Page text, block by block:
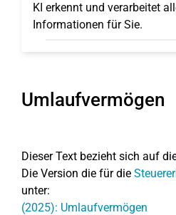
KI erkennt und verarbeitet
Informationen für Sie.
Umlaufvermögen
Dieser Text bezieht sich auf
Die Version die für die
unter:
(2025): Umlaufvermögen